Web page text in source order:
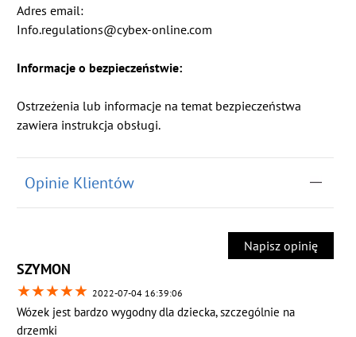
Adres email:
Info.regulations@cybex-online.com
Informacje o bezpieczeństwie:
Ostrzeżenia lub informacje na temat bezpieczeństwa
zawiera instrukcja obsługi.
Opinie Klientów
Napisz opinię
SZYMON
★★★★★ 2022-07-04 16:39:06
Wózek jest bardzo wygodny dla dziecka, szczególnie na
drzemki